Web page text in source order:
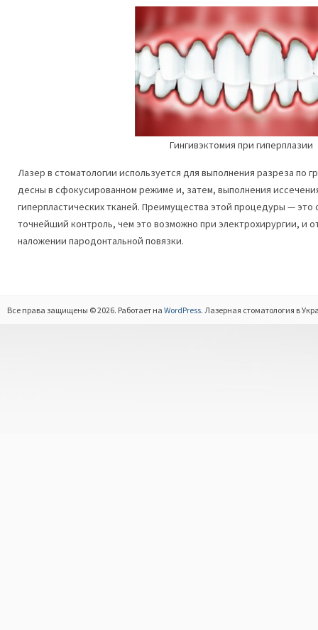
Гингивэктомия при гиперплазии
Лазер в стоматологии используется для выполнения разреза по
десны в сфокусированном режиме и, затем, выполнения
гиперпластических тканей. Преимущества этой процедуры — это
точнейший контроль, чем это возможно при электрохирургии, и
наложении пародонтальной повязки.
Все права защищены © 2026. Работает на WordPress. Лазерная стоматология в